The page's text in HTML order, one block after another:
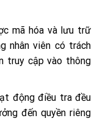
mã hóa và lưu trữ
nhân viên có trách
truy cập vào thông
động điều tra đều
đến quyền riêng